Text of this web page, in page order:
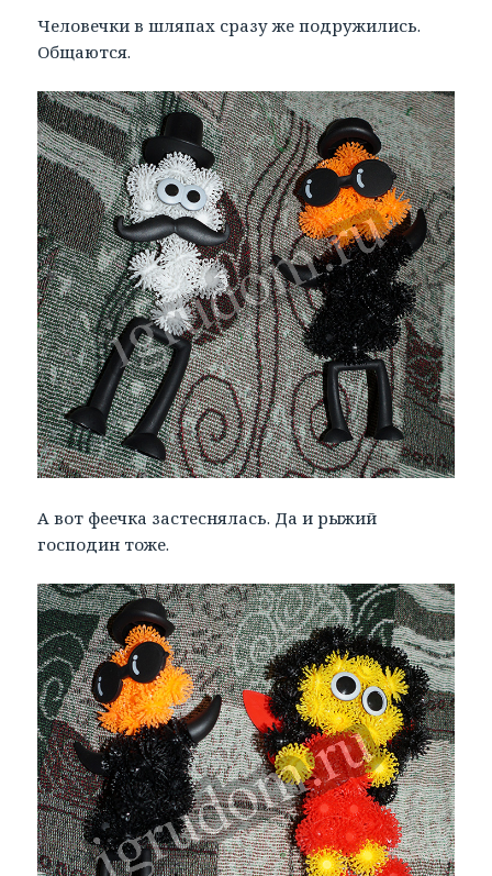
Человечки в шляпах сразу же подружились.
Общаются.
А вот феечка застеснялась. Да и рыжий
господин тоже.